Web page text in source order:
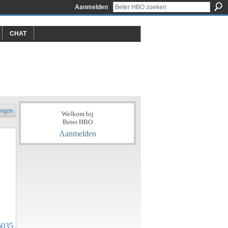
Aanmelden
CHAT
Welkom bij
Beter HBO
Aanmelden